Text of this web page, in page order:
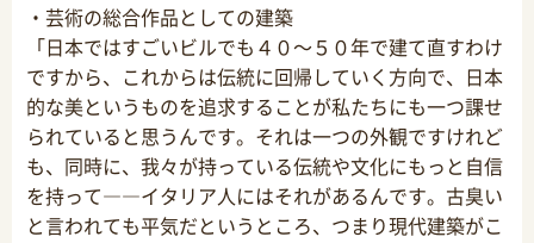
・芸術の総合作品としての建築
「日本ではすごいビルでも４０～５０年で建て直すわけ
ですから、これからは伝統に回帰していく方向で、日本
的な美というものを追求することが私たちにも一つ課せ
られていると思うんです。それは一つの外観ですけれど
も、同時に、我々が持っている伝統や文化にもっと自信
を持って――イタリア人にはそれがあるんです。古臭い
と言われても平気だというところ、つまり現代建築がこ